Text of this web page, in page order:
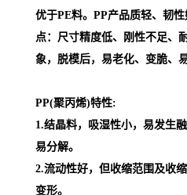
优于PE料。PP产品质轻、韧
点：尺寸精度低、刚性不足、
象，脱模后，易老化、变脆、易
PP(聚丙烯)特性:
1.结晶料，吸湿性小，易发生
易分解。
2.流动性好，但收缩范围及收
变形。